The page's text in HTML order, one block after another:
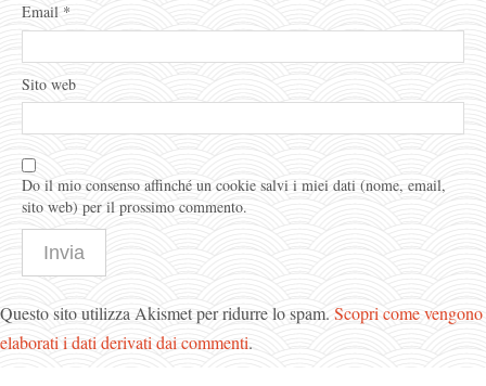
Email *
Sito web
Do il mio consenso affinché un cookie salvi i miei dati (nome, email,
sito web) per il prossimo commento.
Questo sito utilizza Akismet per ridurre lo spam. Scopri come vengono
elaborati i dati derivati dai commenti.